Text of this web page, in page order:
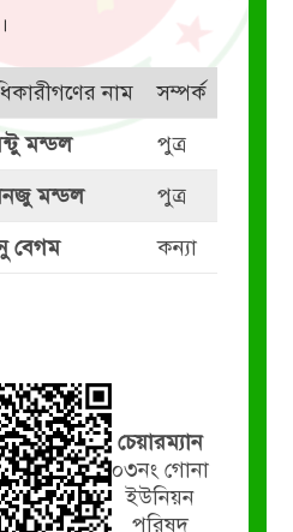
নাম
সম্পর্ক
মন্ডল
পুত্র
মন্ডল
পুত্র
বেগম কন্যা
চেয়ারম্যান
০৩নং গোনা
ইউনিয়ন
পরিষদ